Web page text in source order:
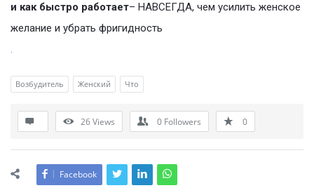
и как быстро работает– НАВСЕГДА, чем усилить женское
желание и убрать фригидность
.
Возбудитель Женский Что
26Views 0 Followers 0
Facebook